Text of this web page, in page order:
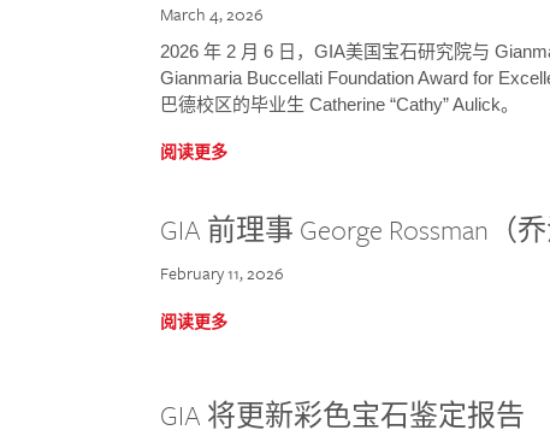
March 4, 2026
2026 年 2 月 6 日，GIA美国宝石研究院与
Gianmaria Buccellati Foundation Award for
巴德校区的毕业生 Catherine “Cathy” Aulick。
阅读更多
GIA 前理事 George Rossman（
February 11, 2026
阅读更多
GIA 将更新彩色宝石鉴定报告